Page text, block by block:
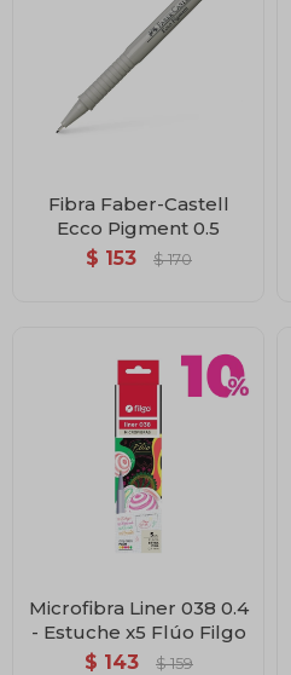
Fibra Faber-Castell
Ecco Pigment 0.5
$ 153 $ 170
Microfibra Liner 038 0.4
- Estuche x5 Flúo Filgo
$ 143 $ 159